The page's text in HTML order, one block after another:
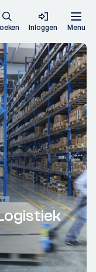
Inloggen Menu